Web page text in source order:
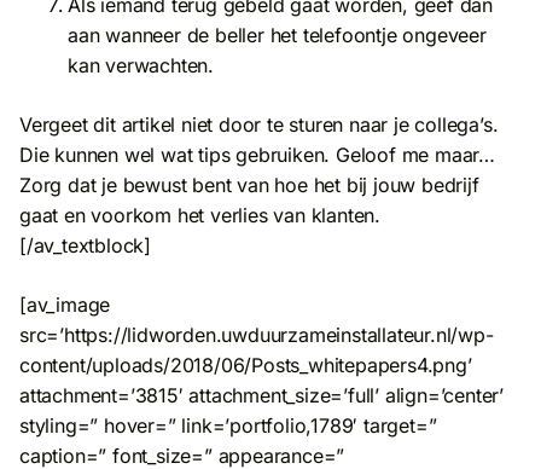
aan wanneer de beller het telefoontje ongeveer
kan verwachten.
Vergeet dit artikel niet door te sturen naar je collega’s.
Die kunnen wel wat tips gebruiken. Geloof me maar…
Zorg dat je bewust bent van hoe het bij jouw bedrijf
gaat en voorkom het verlies van klanten.
[/av_textblock]
[av_image
src=’https://lidworden.uwduurzameinstallateur.nl/wp-
content/uploads/2018/06/Posts_whitepapers4.png’
attachment=’3815′ attachment_size=’full’ align=’center’
styling=” hover=” link=’portfolio,1789′ target=”
caption=” font_size=” appearance=”